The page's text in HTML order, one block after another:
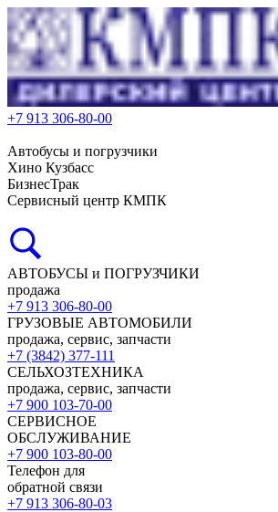
+7 913 306-80-00
Автобусы и погрузчики
Хино Кузбасс
БизнесТрак
Сервисный центр КМПК
АВТОБУСЫ и ПОГРУЗЧИКИ
продажа
+7 913 306-80-00
ГРУЗОВЫЕ АВТОМОБИЛИ
продажа, сервис, запчасти
+7 (3842) 377-111
СЕЛЬХОЗТЕХНИКА
продажа, сервис, запчасти
+7 900 103-70-00
СЕРВИСНОЕ
ОБСЛУЖИВАНИЕ
+7 900 103-80-00
Телефон для
обратной связи
+7 913 306-80-03